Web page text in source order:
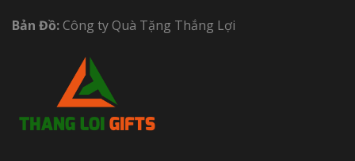
Bản Đồ:Công ty Quà Tặng Thắng Lợi